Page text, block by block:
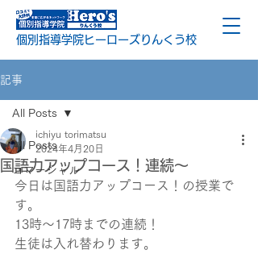
個別指導学院ヒーローズりんくう校
記事
All Posts
コマーシャル
All Posts
国語力アップコース！連続～
ichiyu torimatsu
2024年4月20日
今日は国語力アップコース！の授業で
す。
13時～17時までの連続！
生徒は入れ替わります。